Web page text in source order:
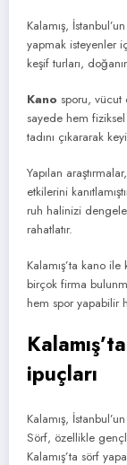
Kalamış,
yapmak isteyenler
keşif turları,
Kano sporu, vücut
sayede hem
tadını çıkararak
Yapılan
etkilerini
ruh halinizi
rahatlatır.
Kalamış’ta kano
birçok firma
hem spor yapabilir
ipuçları
Kalamış,
Sörf, özellikle
Kalamış’ta sörf